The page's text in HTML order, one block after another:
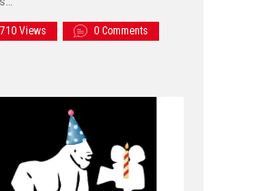
710 Views 0 Comments